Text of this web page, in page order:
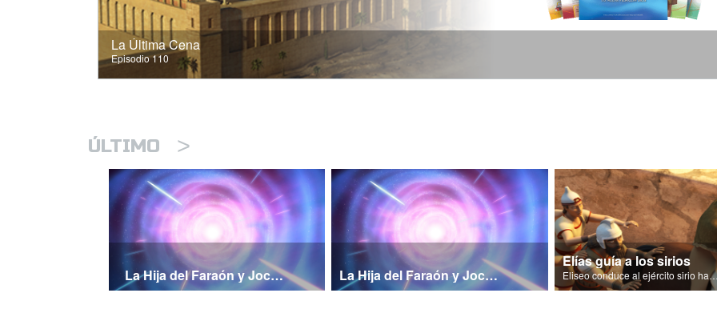
La Última Cena
Episodio 110
ÚLTIMO >
La Hija del Faraón y Jocabed Pt 2 La Hija del Faraón y Jocabed Pt 1
Elías guía a los sirios
Eliseo conduce al ejército sirio